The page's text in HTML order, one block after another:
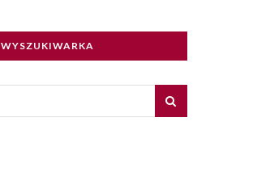
WYSZUKIWARKA